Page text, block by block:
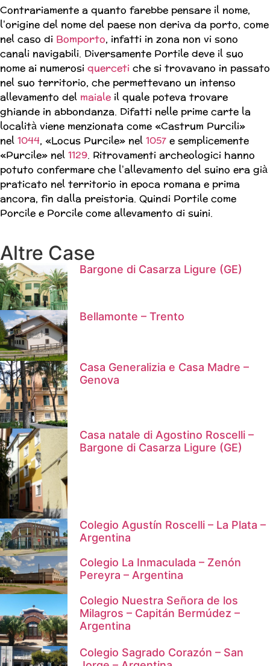
Contrariamente a quanto farebbe pensare il nome,
l’origine del nome del paese non deriva da porto, come
nel caso di Bomporto, infatti in zona non vi sono
canali navigabili. Diversamente Portile deve il suo
nome ai numerosiquercetiche si trovavano in passato
nel suo territorio, che permettevano un intenso
allevamento del maiale il quale poteva trovare
ghiande in abbondanza. Difatti nelle prime carte la
località viene menzionata come «Castrum Purcili»
nel1044, «Locus Purcile» nel1057e semplicemente
«Purcile» nel1129. Ritrovamenti archeologici hanno
potuto confermare che l’allevamento del suino era già
praticato nel territorio in epoca romana e prima
ancora, fin dalla preistoria. Quindi Portile come
Porcile e Porcile come allevamento di suini.
Altre Case
Bargone di Casarza Ligure (GE)
Bellamonte – Trento
Casa Generalizia e Casa Madre –
Genova
Casa natale di Agostino Roscelli –
Bargone di Casarza Ligure (GE)
Colegio Agustín Roscelli – La Plata –
Argentina
Colegio La Inmaculada – Zenón
Pereyra – Argentina
Colegio Nuestra Señora de los
Milagros – Capitán Bermúdez –
Argentina
Colegio Sagrado Corazón – San